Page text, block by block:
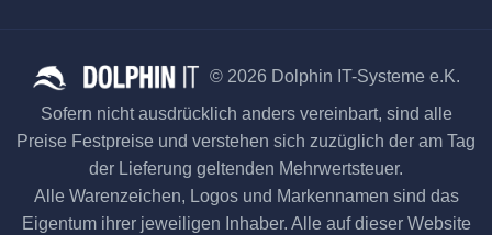
© 2026 Dolphin IT-Systeme e.K.
Sofern nicht ausdrücklich anders vereinbart, sind alle
Preise Festpreise und verstehen sich zuzüglich der am Tag
der Lieferung geltenden Mehrwertsteuer.
Alle Warenzeichen, Logos und Markennamen sind das
Eigentum ihrer jeweiligen Inhaber. Alle auf dieser Website